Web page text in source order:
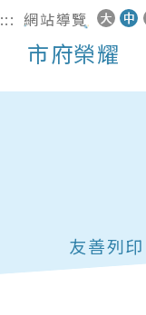
::: 網站導覽
市府榮耀
友善列印